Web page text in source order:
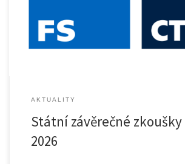
AKTUALITY
Státní závěrečné
2026